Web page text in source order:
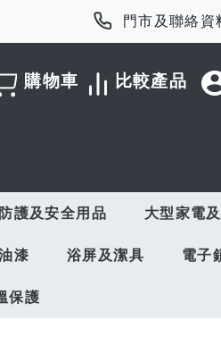
門市及聯絡資
比較產品
購物車
護及安全用品 大型家電
漆 浴屏及潔具 電子
保護